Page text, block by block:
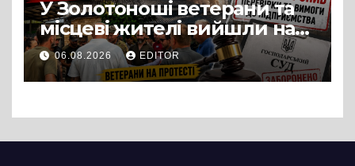
У Золотоноші ветерани та
місцеві жителі вийшли на
протест до стін
підприємства ТОВ «Омега
Три», що займається
06.08.2026 EDITOR